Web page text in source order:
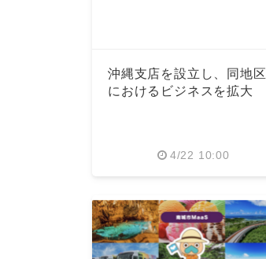
沖縄支店を設立し、同地区
におけるビジネスを拡大
4/22 10:00